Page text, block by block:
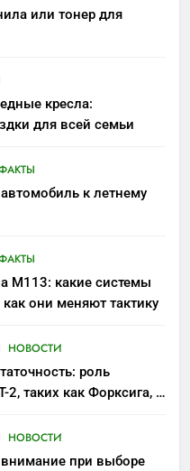
или тонер для
кресла:
для всей семьи
к летнему
M113: какие системы
они меняют тактику
НОВОСТИ
роль
2, таких как Форксига, в
НОВОСТИ
при выборе